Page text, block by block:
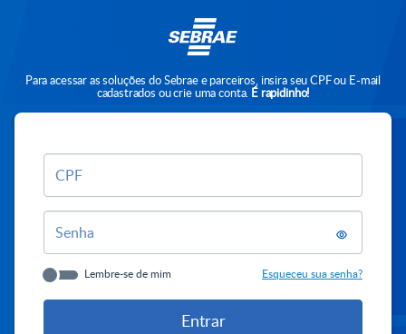
Para acessar as soluções do Sebrae e parceiros, insira seu CPF ou E-mail
cadastrados ou crie uma conta. É rapidinho!
CPF
Senha
Lembre-se de mim Esqueceu sua senha?